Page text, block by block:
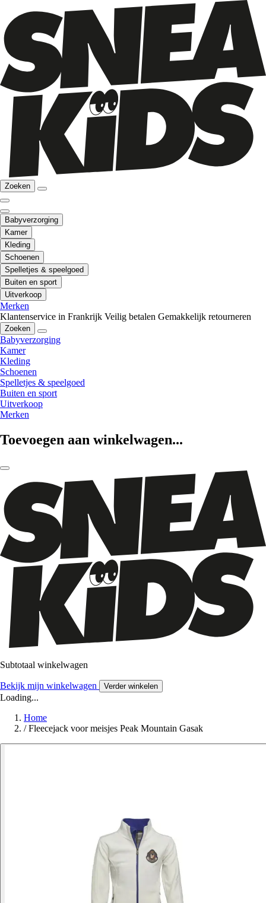
Zoeken
Babyverzorging
Kamer
Kleding
Schoenen
Spelletjes & speelgoed
Buiten en sport
Uitverkoop
Merken
Klantenservice in Frankrijk Veilig betalen Gemakkelijk retourneren
Zoeken
Babyverzorging
Kamer
Kleding
Schoenen
Spelletjes & speelgoed
Buiten en sport
Uitverkoop
Merken
Toevoegen aan winkelwagen...
Subtotaal winkelwagen
Bekijk mijn winkelwagen Verder winkelen
Loading...
Home
/ Fleecejack voor meisjes Peak Mountain Gasak